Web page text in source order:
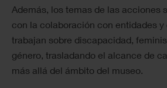
Además, los temas de las acciones
con la colaboración con entidades y
trabajan sobre discapacidad,
género, trasladando el alcance de
más allá del ámbito del museo.